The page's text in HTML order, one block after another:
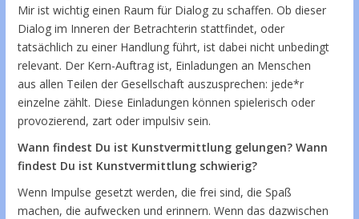
Mir ist wichtig einen Raum für Dialog zu schaffen. Ob dieser
Dialog im Inneren der Betrachterin stattfindet, oder
tatsächlich zu einer Handlung führt, ist dabei nicht unbedingt
relevant. Der Kern-Auftrag ist, Einladungen an Menschen
aus allen Teilen der Gesellschaft auszusprechen: jede*r
einzelne zählt. Diese Einladungen können spielerisch oder
provozierend, zart oder impulsiv sein.
Wann findest Du ist Kunstvermittlung gelungen? Wann
findest Du ist Kunstvermittlung schwierig?
Wenn Impulse gesetzt werden, die frei sind, die Spaß
machen, die aufwecken und erinnern. Wenn das dazwischen